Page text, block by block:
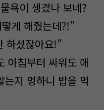
욕이 생겼나 보네?
게 해줬는데?!”
하셨잖아요!”
아침부터 싸워도 애
는지 멍하니 밥을 먹